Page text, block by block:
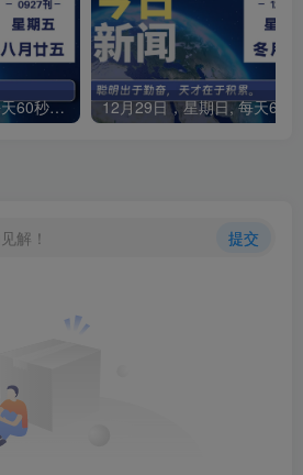
09月27日，星期五, 每天60秒读懂全世界！
解！ 提交